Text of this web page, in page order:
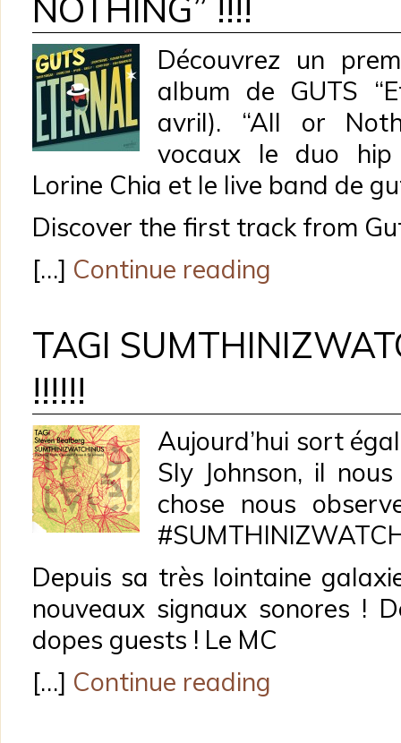
NOTHING” !!!!
Découvrez un
album de GUTS
avril). “All or
vocaux le duo
Lorine Chia et le live band de
Discover the first track from
[…] Continue reading
TAGI
!!!!!!
Aujourd’hui sort
Sly Johnson, il
chose nous
Depuis sa très lointaine
nouveaux signaux sonores !
dopes guests ! Le MC
[…] Continue reading